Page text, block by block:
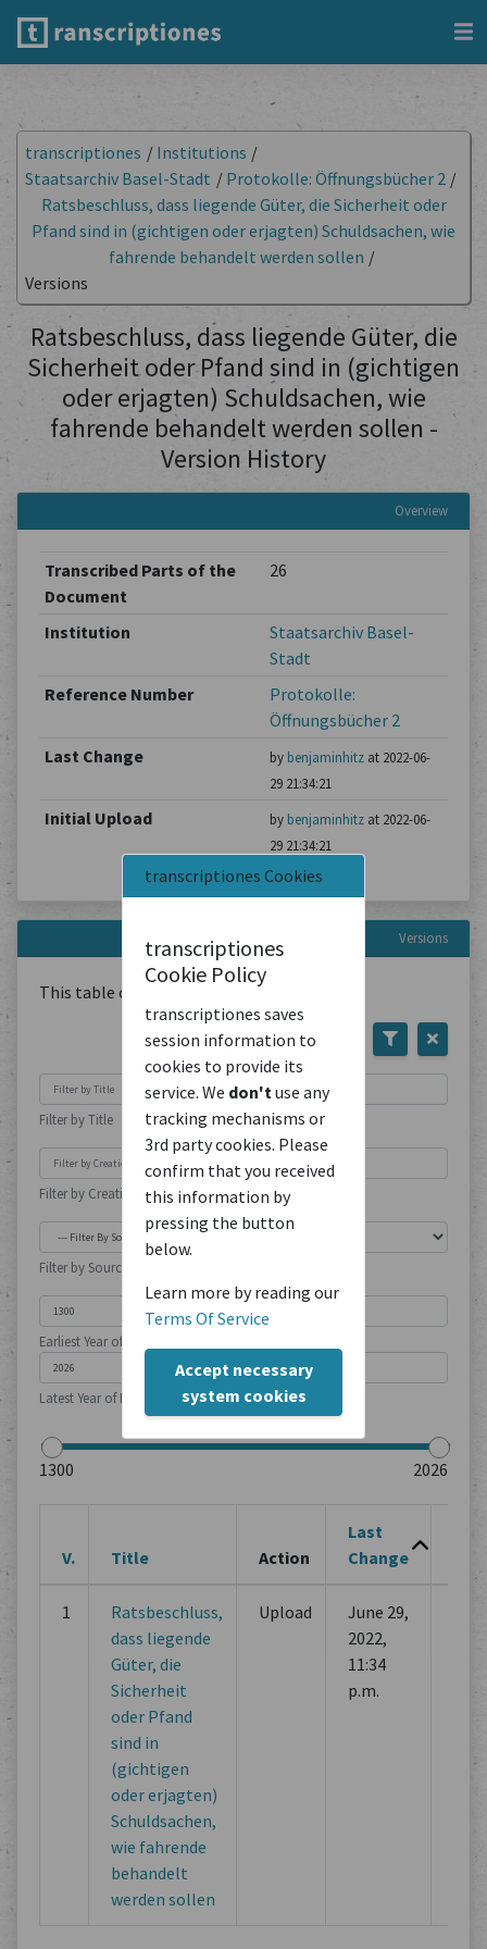
transcriptiones Cookies
transcriptiones
Cookie Policy
transcriptiones saves
session information to
cookies to provide its
service. We don't use any
tracking mechanisms or
3rd party cookies. Please
confirm that you received
this information by
pressing the button
below.
Learn more by reading our
Terms Of Service
Accept necessary
system cookies
transcriptiones / Institutions /
Staatsarchiv Basel-Stadt / Protokolle: Öffnungsbücher 2 /
Ratsbeschluss, dass liegende Güter, die Sicherheit oder
Pfand sind in (gichtigen oder erjagten) Schuldsachen, wie
fahrende behandelt werden sollen /
Versions
Ratsbeschluss, dass liegende Güter, die
Sicherheit oder Pfand sind in (gichtigen
oder erjagten) Schuldsachen, wie
fahrende behandelt werden sollen -
Version History
Overview
Transcribed Parts of the
Document
26
Institution
Staatsarchiv Basel-
Stadt
Reference Number
Protokolle:
Öffnungsbücher 2
Last Change
by benjaminhitzat 2022-06-
29 21:34:21
Initial Upload by benjaminhitzat 2022-06-
29 21:34:21
Versions
This table contains Document
Filter by Title
Filter by Creation Location
Filter by Source Type
Earliest Year of Publication
Latest Year of Publication
V. Title Action
Last
Change
1
Ratsbeschluss,
dass liegende
Güter, die
Sicherheit
oder Pfand
sind in
(gichtigen
oder erjagten)
Schuldsachen,
wie fahrende
behandelt
werden sollen
Upload
June 29,
2022,
11:34
p.m.